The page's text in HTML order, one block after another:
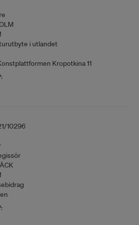
i utlandet
Kropotkina 11
10296